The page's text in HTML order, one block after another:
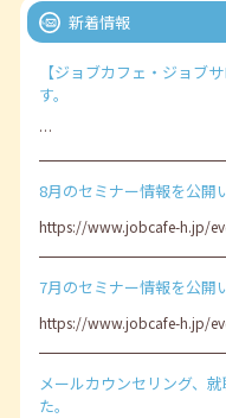
新着情報
【ジョブカフェ・ジョブ
す。
…
8月のセミナー情報を公開
https://www.jobcafe-h.jp/
7月のセミナー情報を公開
https://www.jobcafe-h.jp/
メールカウンセリング、
た。